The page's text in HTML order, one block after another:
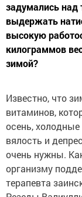
задумались над
выдержать
высокую
килограммов
зимой?
Известно, что
витаминов,
осень,
вялость и
очень нужны.
организму
терапевта